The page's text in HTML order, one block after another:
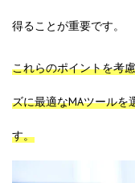
得ることが重要です。
これらのポイントを考
ズに最適なMAツールを
す。